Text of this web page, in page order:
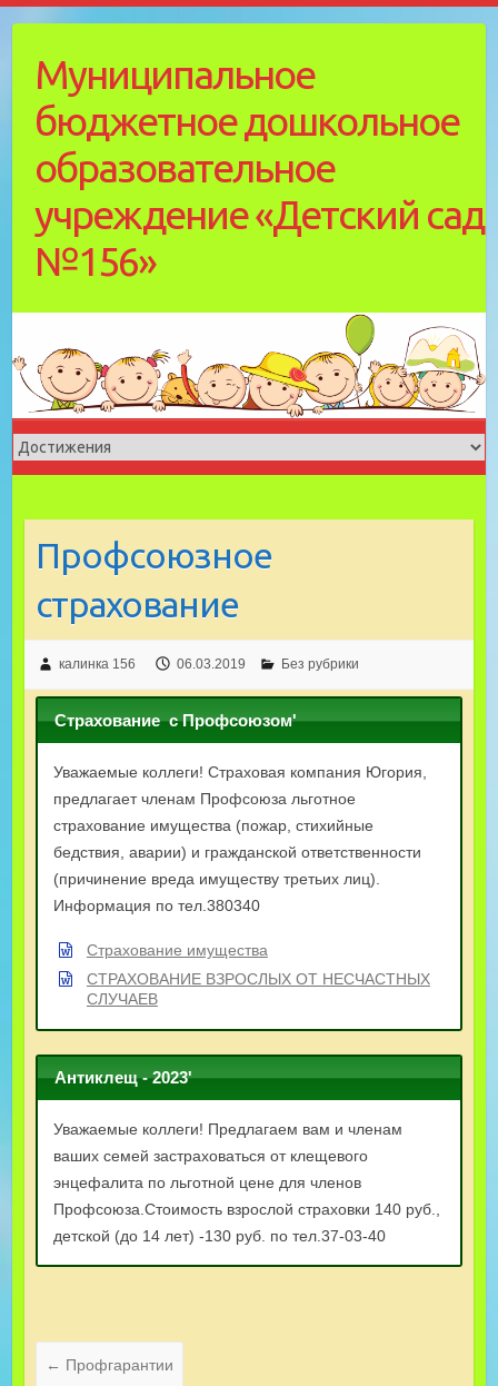
contentМуниципальное
бюджетное дошкольное
образовательное
учреждение «Детский cад
№156»
Профсоюзное
страхование
калинка 156 06.03.2019 Без рубрики
Страхование с Профсоюзом'
Уважаемые коллеги! Страховая компания Югория,
предлагает членам Профсоюза льготное
страхование имущества (пожар, стихийные
бедствия, аварии) и гражданской ответственности
(причинение вреда имуществу третьих лиц).
Информация по тел.380340
Страхование имущества
СТРАХОВАНИЕ ВЗРОСЛЫХ ОТ НЕСЧАСТНЫХ
СЛУЧАЕВ
Антиклещ - 2023'
Уважаемые коллеги! Предлагаем вам и членам
ваших семей застраховаться от клещевого
энцефалита по льготной цене для членов
Профсоюза.Стоимость взрослой страховки 140 руб.,
детской (до 14 лет) -130 руб. по тел.37-03-40
← Профгарантии